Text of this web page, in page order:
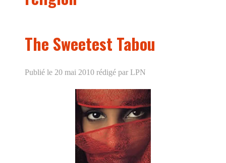
The Sweetest Tabou
Publié le 20 mai 2010 rédigé par LPN